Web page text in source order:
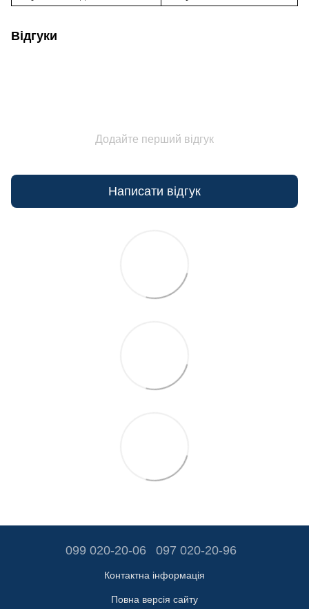
Відгуки
Додайте перший відгук
Написати відгук
099 020-20-06 097 020-20-96
Контактна інформація
Повна версія сайту